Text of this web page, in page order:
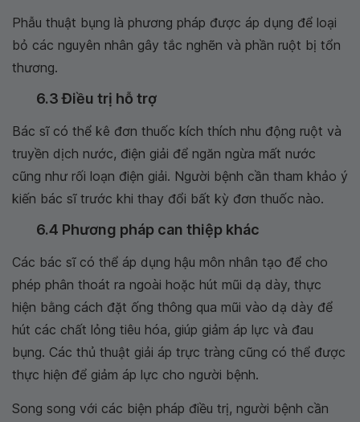
Phẫu thuật bụng là phương pháp được áp dụng để loại
bỏ các nguyên nhân gây tắc nghẽn và phần ruột bị tổn
thương.
6.3 Điều trị hỗ trợ
Bác sĩ có thể kê đơn thuốc kích thích nhu động ruột và
truyền dịch nước, điện giải để ngăn ngừa mất nước
cũng như rối loạn điện giải. Người bệnh cần tham khảo ý
kiến bác sĩ trước khi thay đổi bất kỳ đơn thuốc nào.
6.4 Phương pháp can thiệp khác
Các bác sĩ có thể áp dụng hậu môn nhân tạo để cho
phép phân thoát ra ngoài hoặc hút mũi dạ dày, thực
hiện bằng cách đặt ống thông qua mũi vào dạ dày để
hút các chất lỏng tiêu hóa, giúp giảm áp lực và đau
bụng. Các thủ thuật giải áp trực tràng cũng có thể được
thực hiện để giảm áp lực cho người bệnh.
Song song với các biện pháp điều trị, người bệnh cần